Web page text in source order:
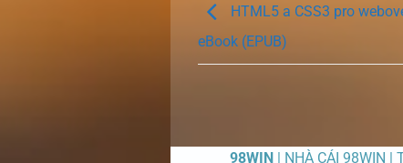
HTML5 a CSS3 pro
eBook (EPUB)
98WIN | NHÀ CÁI 98WIN |